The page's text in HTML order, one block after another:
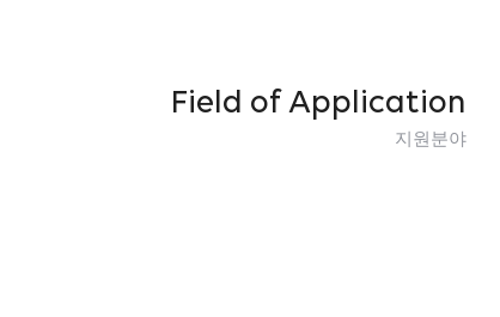
Field of Application
지원분야